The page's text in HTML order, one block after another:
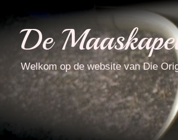
inhoudDe
Welkom op de website van Die